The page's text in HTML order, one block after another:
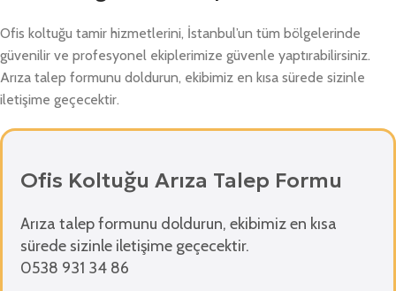
Ofis koltuğu tamir hizmetlerini, İstanbul’un tüm bölgelerinde
güvenilir ve profesyonel ekiplerimize güvenle yaptırabilirsiniz.
Arıza talep formunu doldurun, ekibimiz en kısa sürede sizinle
iletişime geçecektir.
Ofis Koltuğu Arıza Talep Formu
Arıza talep formunu doldurun, ekibimiz en kısa
sürede sizinle iletişime geçecektir.
0538 931 34 86